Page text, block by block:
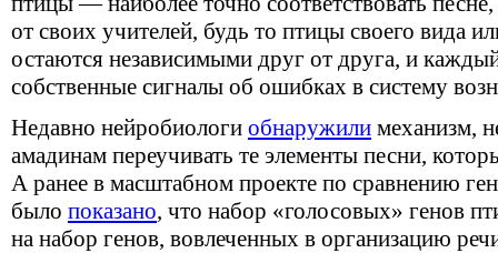
от своих учителей, будь то птицы своего вида
остаются независимыми друг от друга, и
собственные сигналы об ошибках в систему
Недавно нейробиологи обнаружили механизм,
амадинам переучивать те элементы песни,
А ранее в масштабном проекте по сравнению
было показано, что набор «голосовых» генов
на набор генов, вовлеченных в организацию